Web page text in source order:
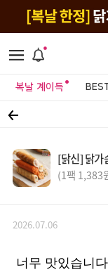
복날 계이득
[닭신] 닭가
(1팩 1,383
2026.07.06
너무 맛있습니다